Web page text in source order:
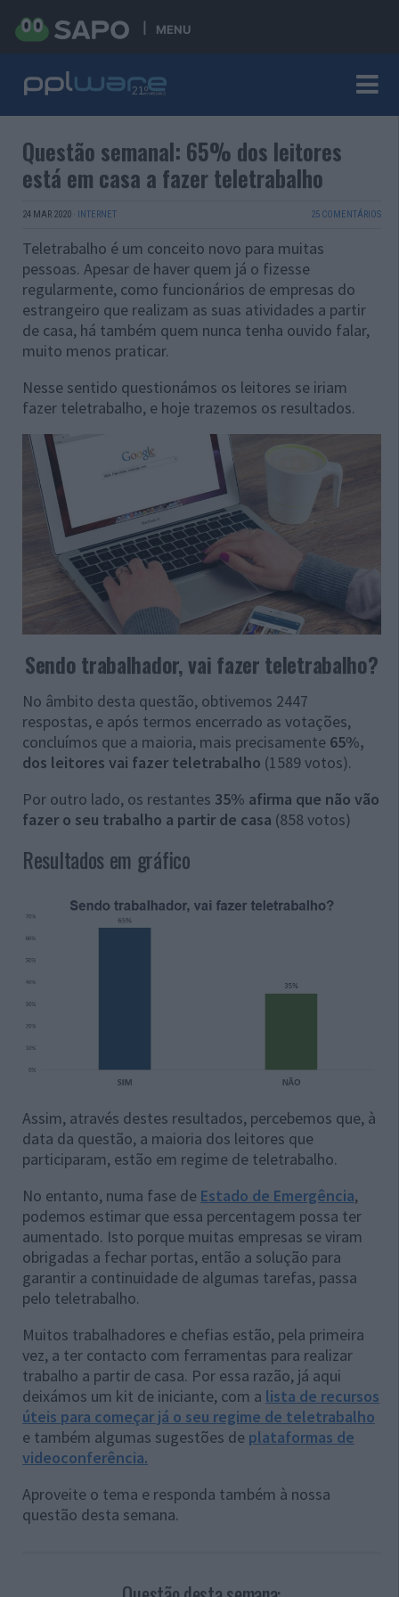
MENU
Questão semanal: 65% dos leitores
está em casa a fazer teletrabalho
24 MAR 2020 · INTERNET 25 COMENTÁRIOS
Teletrabalho é um conceito novo para muitas
pessoas. Apesar de haver quem já o fizesse
regularmente, como funcionários de empresas do
estrangeiro que realizam as suas atividades a partir
de casa, há também quem nunca tenha ouvido falar,
muito menos praticar.
Nesse sentido questionámos os leitores se iriam
fazer teletrabalho, e hoje trazemos os resultados.
Sendo trabalhador, vai fazer teletrabalho?
No âmbito desta questão, obtivemos 2447
respostas, e após termos encerrado as votações,
concluímos que a maioria, mais precisamente 65%,
dos leitores vai fazer teletrabalho (1589 votos).
Por outro lado, os restantes 35% afirma que não vão
fazer o seu trabalho a partir de casa (858 votos)
Resultados em gráfico
Assim, através destes resultados, percebemos que, à
data da questão, a maioria dos leitores que
participaram, estão em regime de teletrabalho.
No entanto, numa fase de Estado de Emergência,
podemos estimar que essa percentagem possa ter
aumentado. Isto porque muitas empresas se viram
obrigadas a fechar portas, então a solução para
garantir a continuidade de algumas tarefas, passa
pelo teletrabalho.
Muitos trabalhadores e chefias estão, pela primeira
vez, a ter contacto com ferramentas para realizar
trabalho a partir de casa. Por essa razão, já aqui
deixámos um kit de iniciante, com a lista de recursos
úteis para começar já o seu regime de teletrabalho
e também algumas sugestões de plataformas de
videoconferência.
Aproveite o tema e responda também à nossa
questão desta semana.